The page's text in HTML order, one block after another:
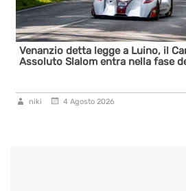
Venanzio detta legge a Luino, il
Assoluto Slalom entra nella fase
niki 4 Agosto 2026